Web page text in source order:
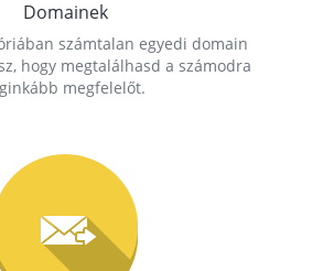
Domainek
számtalan egyedi domain
hogy megtalálhasd a számodra
megfelelőt.